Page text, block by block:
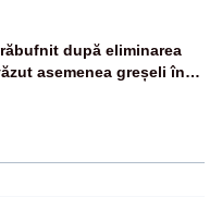
după eliminarea
asemenea greșeli în